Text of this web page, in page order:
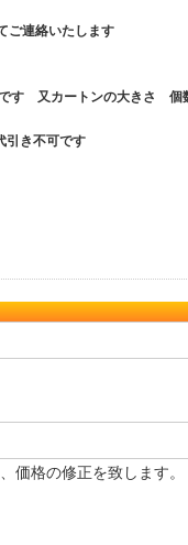
ご連絡いたします
です 又カートンの大きさ 個
引き不可です
価格の修正を致します。